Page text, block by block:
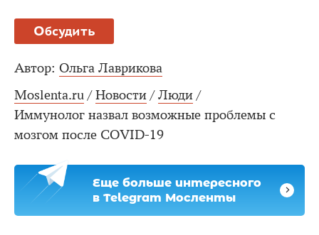
Обсудить
Автор: Ольга Лаврикова
Moslenta.ru / Новости / Люди /
Иммунолог назвал возможные проблемы с
мозгом после COVID-19
Еще больше интересного
в Telegram Мосленты